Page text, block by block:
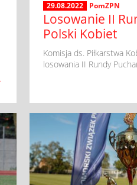
29.08.2022 PomZPN
Losowanie II
Polski Kobiet
Komisja ds. Piłkarstwa
losowania II Rundy